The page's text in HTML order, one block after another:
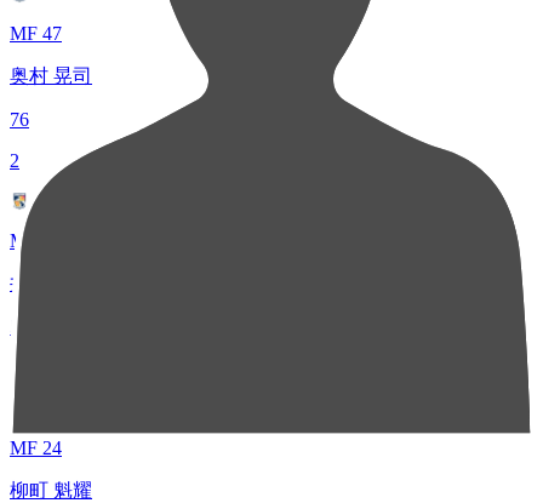
MF 47
奥村 晃司
76
2
MF 10
井上 怜
54
3
MF 24
柳町 魁耀